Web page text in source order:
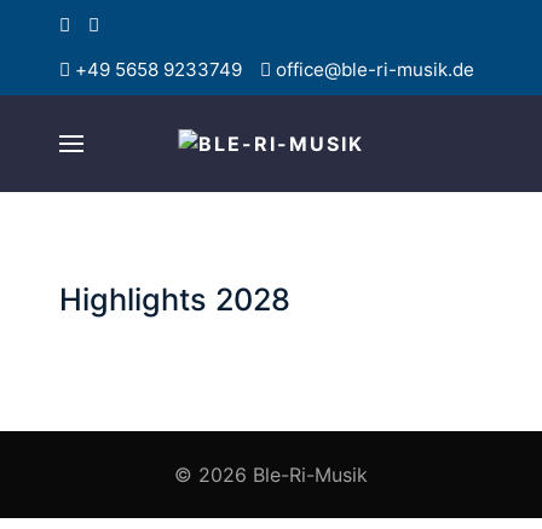
+49 5658 9233749 office@ble-ri-musik.de
Highlights 2028
© 2026 Ble-Ri-Musik